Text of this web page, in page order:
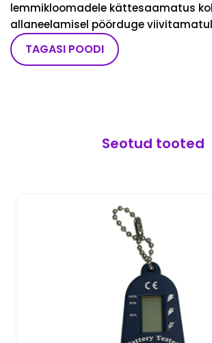
lemmikloomadele kättesaamatus
allaneelamisel pöörduge
TAGASI POODI
Seotud tooted